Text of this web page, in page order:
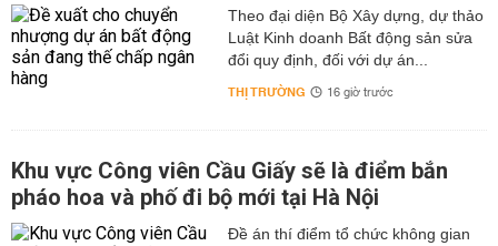
Theo đại diện Bộ Xây dựng, dự thảo
Luật Kinh doanh Bất động sản sửa
đổi quy định, đối với dự án...
THỊ TRƯỜNG 16 giờ trước
Khu vực Công viên Cầu Giấy sẽ là điểm bắn
pháo hoa và phố đi bộ mới tại Hà Nội
Đề án thí điểm tổ chức không gian